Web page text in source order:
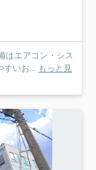
はエアコン・シス
いお...
もっと見